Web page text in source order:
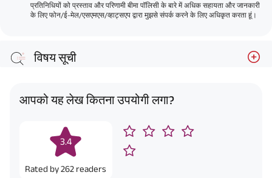
प्रतिनिधियों को प्रस्ताव और परिणामी बीमा पॉलिसी के बारे में अधिक सहायता और जानकारी
के लिए फोन/ई-मेल/एसएमएस/व्हाट्सएप द्वारा मुझसे संपर्क करने के लिए अधिकृत करता हूं।
विषय सूची
आपको यह लेख कितना उपयोगी लगा?
3.4
Rated by262 readers